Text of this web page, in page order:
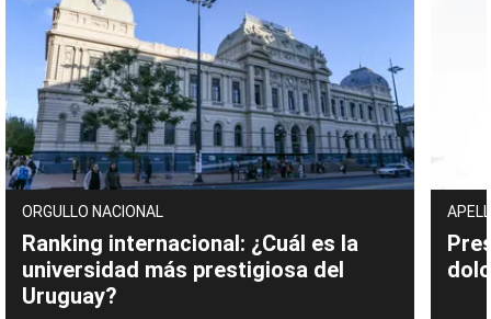
ORGULLO NACIONAL
Ranking internacional: ¿Cuál es la
universidad más prestigiosa del
Uruguay?